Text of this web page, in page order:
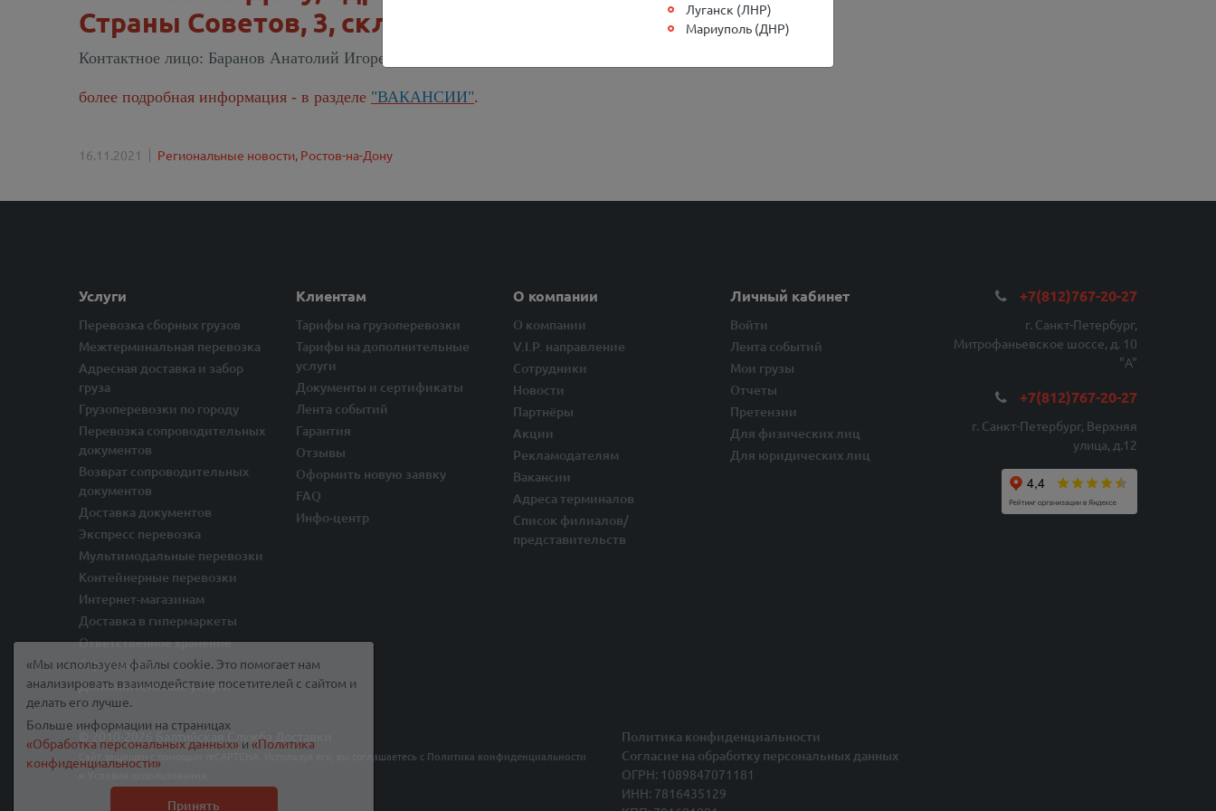
Страны Советов, 3, скл. 9
Контактное лицо: Баранов Анатолий Игоревич. +7(863)303-30-40 , +7(918)555-84-77
более подробная информация - в разделе "ВАКАНСИИ".
16.11.2021 Региональные новости, Ростов-на-Дону
Услуги
Перевозка сборных грузов
Межтерминальная перевозка
Адресная доставка и забор
груза
Грузоперевозки по городу
Перевозка сопроводительных
документов
Возврат сопроводительных
документов
Доставка документов
Экспресс перевозка
Мультимодальные перевозки
Контейнерные перевозки
Интернет-магазинам
Доставка в гипермаркеты
Ответственное хранение
Страхование
Дополнительные услуги
Клиентам
Тарифы на грузоперевозки
Тарифы на дополнительные
услуги
Документы и сертификаты
Лента событий
Гарантия
Отзывы
Оформить новую заявку
FAQ
Инфо-центр
О компании
О компании
V.I.P. направление
Сотрудники
Новости
Партнёры
Акции
Рекламодателям
Вакансии
Адреса терминалов
Список филиалов/
представительств
Личный кабинет
Войти
Лента событий
Мои грузы
Отчеты
Претензии
Для физических лиц
Для юридических лиц
+7(812)767-20-27
г. Санкт-Петербург,
Митрофаньевское шоссе, д. 10
"A"
+7(812)767-20-27
г. Санкт-Петербург, Верхняя
улица, д.12
© 2010-2026 Балтийская Служба Доставки
Сайт защищен с помощью reCAPTCHA. Используя его, вы соглашаетесь с Политика конфиденциальности
Политика конфиденциальности
Согласие на обработку персональных данных
ОГРН: 1089847071181
ИНН: 7816435129
«Мы используем файлы cookie. Это помогает нам
анализировать взаимодействие посетителей с сайтом и
делать его лучше.
Больше информации на страницах
«Обработка персональных данных» и «Политика
конфиденциальности»
Принять
Луганск (ЛНР)
Мариуполь (ДНР)